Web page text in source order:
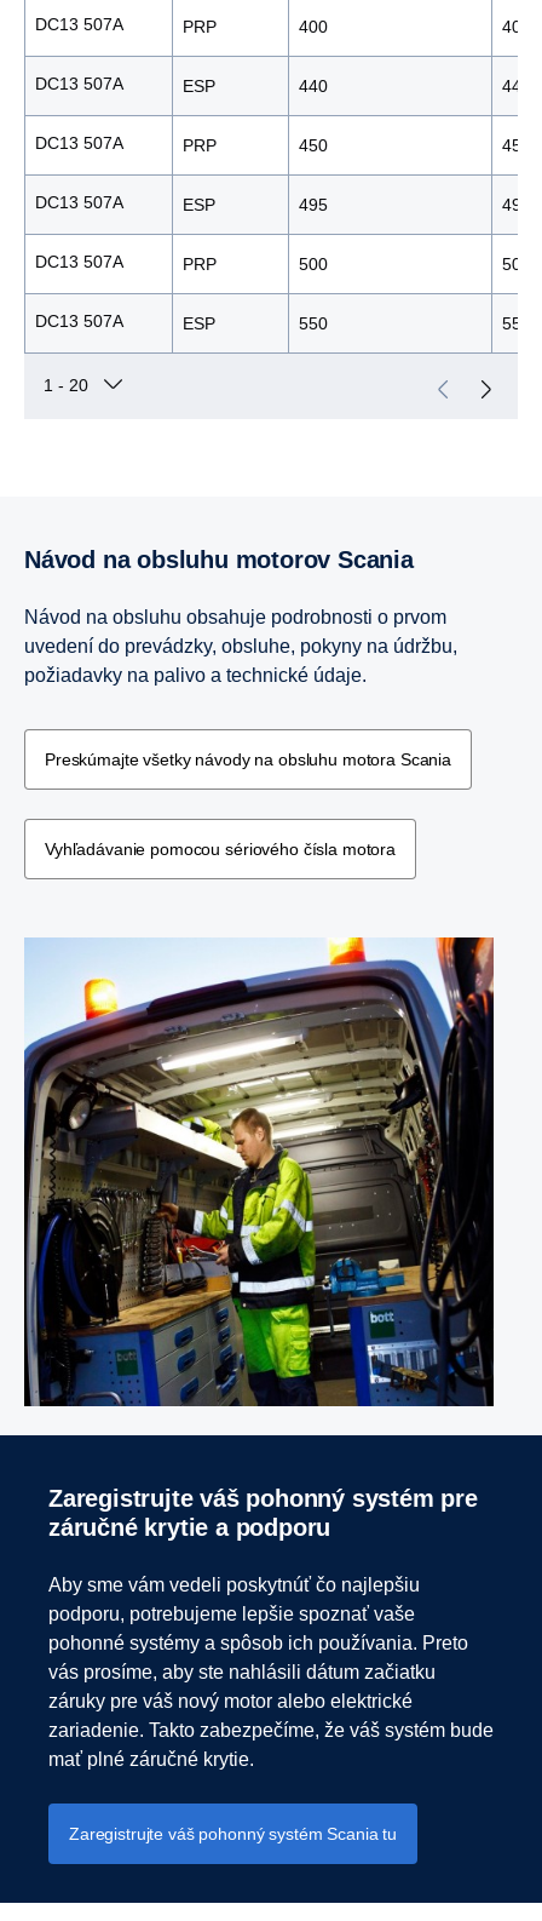
DC13 507A PRP 400 400
DC13 507A ESP 440 440
DC13 507A PRP 450 450
DC13 507A ESP 495 495
DC13 507A PRP 500 500
DC13 507A ESP 550 550
Návod na obsluhu motorov Scania
Návod na obsluhu obsahuje podrobnosti o prvom
uvedení do prevádzky, obsluhe, pokyny na údržbu,
požiadavky na palivo a technické údaje.
Preskúmajte všetky návody na obsluhu motora Scania
Vyhľadávanie pomocou sériového čísla motora
Zaregistrujte váš pohonný systém pre
záručné krytie a podporu
Aby sme vám vedeli poskytnúť čo najlepšiu
podporu, potrebujeme lepšie spoznať vaše
pohonné systémy a spôsob ich používania. Preto
vás prosíme, aby ste nahlásili dátum začiatku
záruky pre váš nový motor alebo elektrické
zariadenie. Takto zabezpečíme, že váš systém bude
mať plné záručné krytie.
Zaregistrujte váš pohonný systém Scania tu